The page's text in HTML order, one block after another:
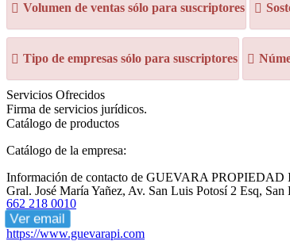
Volumen de ventas sólo para suscriptores
Tipo de empresas sólo para suscriptores
Servicios Ofrecidos
Firma de servicios jurídicos.
Catálogo de productos
Catálogo de la empresa:
Información de contacto de GUEVARA
Gral. José María Yañez, Av. San Luis Potosí 2 Esq,
662 218 0010
Ver email
https://www.guevarapi.com